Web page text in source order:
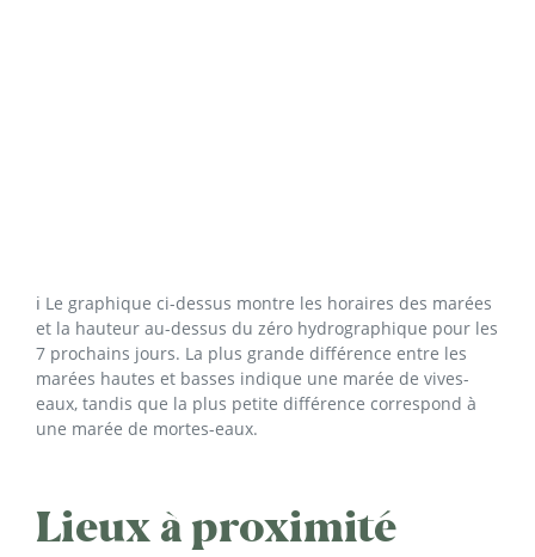
ℹ️ Le graphique ci-dessus montre les horaires des marées
et la hauteur au-dessus du zéro hydrographique pour les
7 prochains jours. La plus grande différence entre les
marées hautes et basses indique une marée de vives-
eaux, tandis que la plus petite différence correspond à
une marée de mortes-eaux.
Lieux à proximité